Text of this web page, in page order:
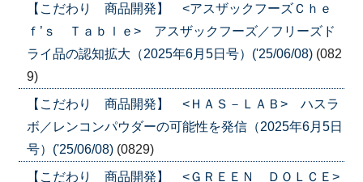
【こだわり 商品開発】 <アスザックフーズＣｈｅ
ｆ’ｓ Ｔａｂｌｅ> アスザックフーズ／フリーズド
ライ品の認知拡大（2025年6月5日号）('25/06/08) (082
9)
【こだわり 商品開発】 <ＨＡＳ－ＬＡＢ> ハスラ
ボ／レンコンパウダーの可能性を発信（2025年6月5日
号）('25/06/08) (0829)
【こだわり 商品開発】 <ＧＲＥＥＮ ＤＯＬＣＥ>